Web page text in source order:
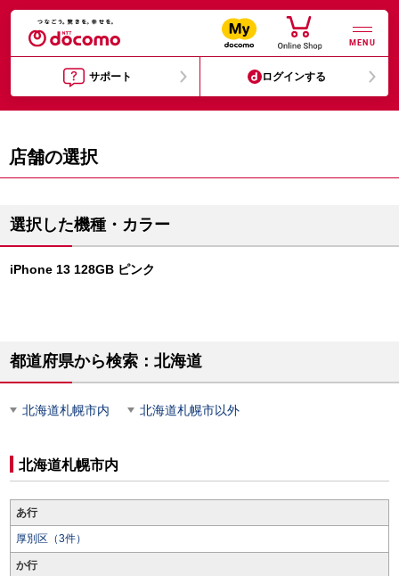
MENU
サポート ログインする
店舗の選択
選択した機種・カラー
iPhone 13 128GB ピンク
都道府県から検索：北海道
北海道札幌市内 北海道札幌市以外
北海道札幌市内
あ行
厚別区（3件）
か行